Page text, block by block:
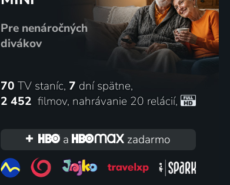
Pre nenáročných
divákov
70 TV staníc, 7 dní spätne,
2 452 filmov, nahrávanie 20 relácií,
a zadarmo